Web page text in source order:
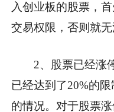
入创业板的股票，
交易权限，否则就无
2、股票已经涨
已经达到了20%的
的情况。对于股票